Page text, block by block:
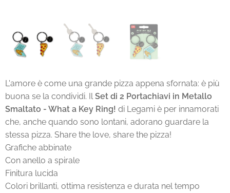
L'amore è come una grande pizza appena sfornata: è più
buona se la condividi. IlSet di 2 Portachiavi in Metallo
Smaltato - What a Key Ring! di Legami è per innamorati
che, anche quando sono lontani, adorano guardare la
stessa pizza. Share the love, share the pizza!
Grafiche abbinate
Con anello a spirale
Finitura lucida
Colori brillanti, ottima resistenza e durata nel tempo